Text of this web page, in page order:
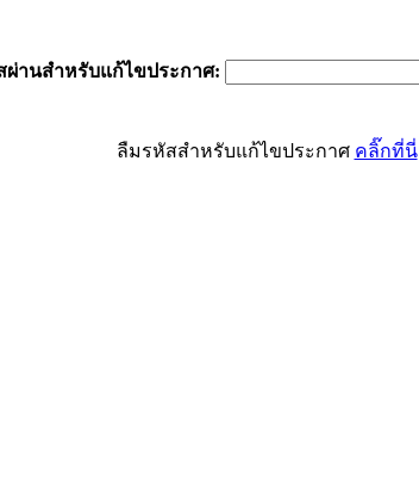
ผ่านสำหรับแก้ไขประกาศ:
ลืมรหัสสำหรับแก้ไขประกาศ คลิ๊กที่นี่